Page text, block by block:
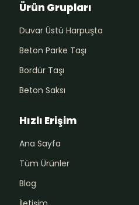
Ürün Grupları
Duvar Üstü Harpuşta
Beton Parke Taşı
Bordür Taşı
Beton Saksı
Hızlı Erişim
Ana Sayfa
Tüm Ürünler
Blog